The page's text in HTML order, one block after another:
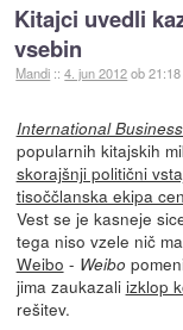
Kitajci uvedli
vsebin
Mandi ::4. jun 2012ob 21:18
International
popularnih kitajskih
skorajšnji politični
tisoččlanska ekipa
Vest se je kasneje
tega niso vzele nič
Weibo - Weibo
jima zaukazali izklop
rešitev.